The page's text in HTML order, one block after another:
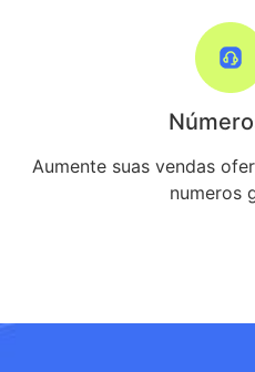
Aumente suas vendas
numeros